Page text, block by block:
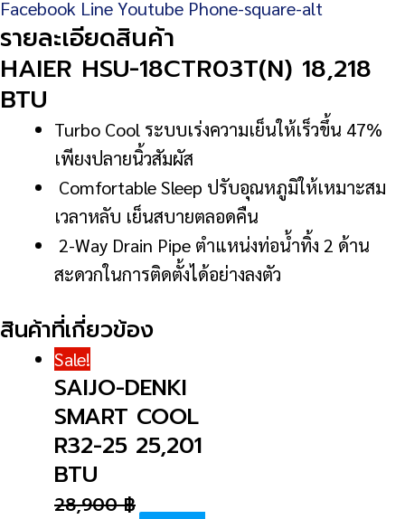
Facebook LineYoutube Phone-square-alt
รายละเอียดสินค้า
HAIER HSU-18CTR03T(N) 18,218
BTU
Turbo Cool ระบบเร่งความเย็นให้เร็วขึ้น 47%
เพียงปลายนิ้วสัมผัส
Comfortable Sleep ปรับอุณหภูมิให้เหมาะสม
เวลาหลับ เย็นสบายตลอดคืน
2-Way Drain Pipe ตำแหน่งท่อน้ำทิ้ง 2 ด้าน
สะดวกในการติดตั้งได้อย่างลงตัว
สินค้าที่เกี่ยวข้อง
Sale!
SAIJO-DENKI
SMART COOL
R32-25 25,201
BTU
28,900฿